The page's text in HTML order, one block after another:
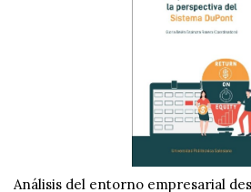
Análisis del entorno empresarial